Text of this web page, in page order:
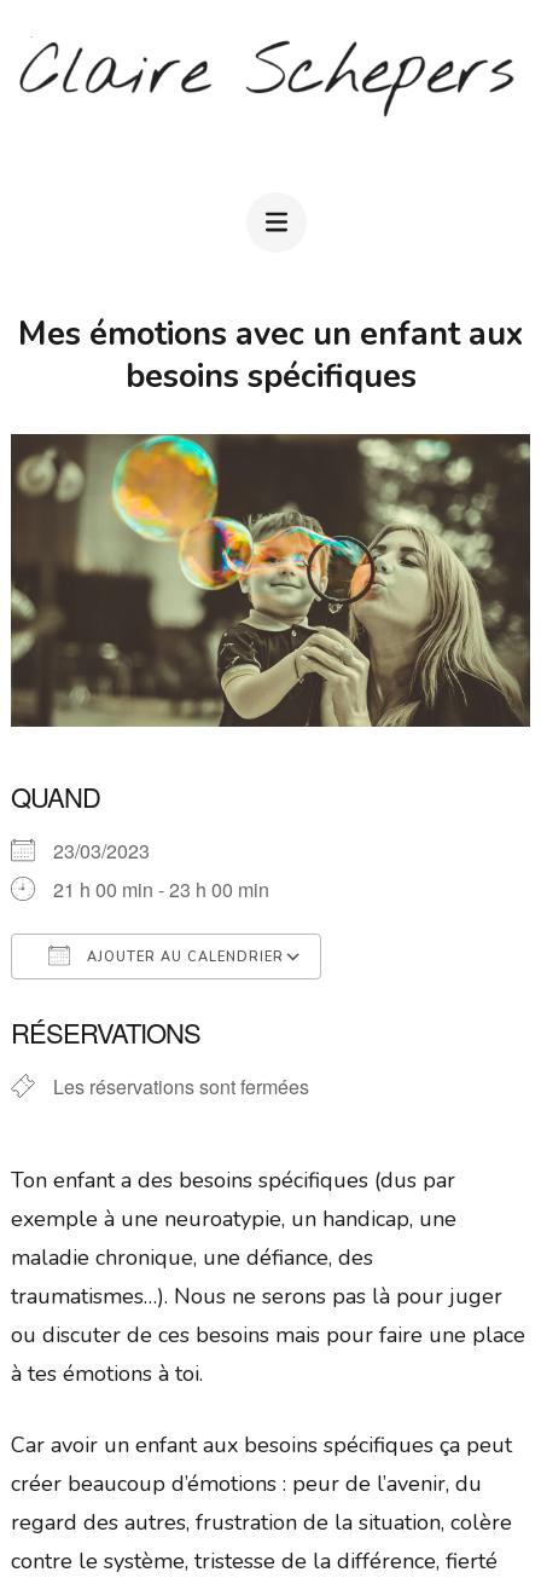
contenu
Mes émotions avec un enfant aux
besoins spécifiques
QUAND
23/03/2023
21 h 00 min - 23 h 00 min
AJOUTER AU CALENDRIER
RÉSERVATIONS
Les réservations sont fermées
Ton enfant a des besoins spécifiques (dus par
exemple à une neuroatypie, un handicap, une
maladie chronique, une défiance, des
traumatismes…). Nous ne serons pas là pour juger
ou discuter de ces besoins mais pour faire une place
à tes émotions à toi.
Car avoir un enfant aux besoins spécifiques ça peut
créer beaucoup d’émotions : peur de l’avenir, du
regard des autres, frustration de la situation, colère
contre le système, tristesse de la différence, fierté